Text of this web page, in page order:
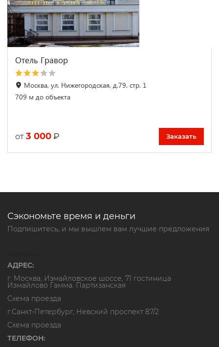
Отель Гравор
Москва, ул. Нижегородская, д.79, стр. 1
709 м до объекта
от 3 000 ₽ Заказать
Сэкономьте время и деньги
Подпишитесь, и мы вышлем вам лучшие предложения
АДРЕС:
г. Москва, Измайловское шоссе, 71 гостиница
Измайлово Гамма. Партизанская
Схема проезда
г.Санкт-Петербург, Невский проспект 87/2
Схема проезда
ТЕЛЕФОН: